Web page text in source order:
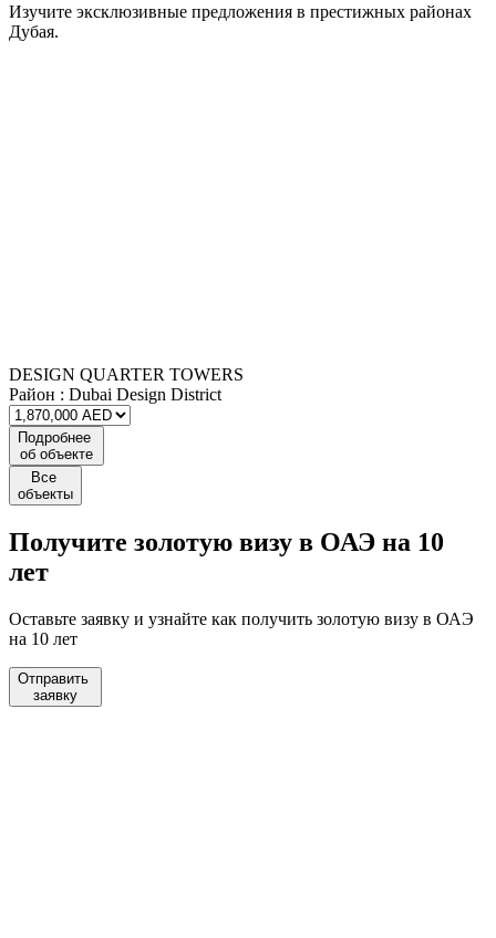
Изучите эксклюзивные предложения в престижных районах
Дубая.
DESIGN QUARTER TOWERS
Район : Dubai Design District
Подробнее
об объекте
Все
объекты
Получите золотую визу в ОАЭ на 10
лет
Оставьте заявку и узнайте как получить золотую визу в ОАЭ
на 10 лет
Отправить
заявку